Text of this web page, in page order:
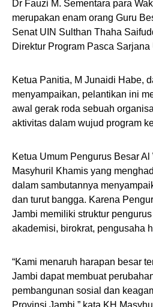
Dr Fauzi M. Sementara para
merupakan enam orang Guru
Senat UIN Sulthan Thaha
Direktur Program Pasca
Ketua Panitia, M Junaidi Habe,
menyampaikan, pelantikan ini
awal gerak roda sebuah
aktivitas dalam wujud program
Ketua Umum Pengurus Besar Al
Masyhuril Khamis yang
dalam sambutannya
dan turut bangga. Karena
Jambi memiliki struktur
akademisi, birokrat, pengusaha
“Kami menaruh harapan besar
Jambi dapat membuat
pembangunan sosial dan